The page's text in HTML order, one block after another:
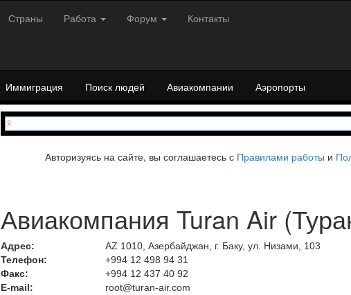
Страны Работа Форум Контакты
Иммиграция Поиск людей Авиакомпании
Аэропорты
Авторизуясь на сайте, вы соглашаетесь с Правилами работы и
Авиакомпания Turan Air
Адрес:
AZ 1010, Азербайджан, г. Баку, ул. Низами, 103
Телефон:
+994 12 498 94 31
Факс:
+994 12 437 40 92
E-mail:
root@turan-air.com